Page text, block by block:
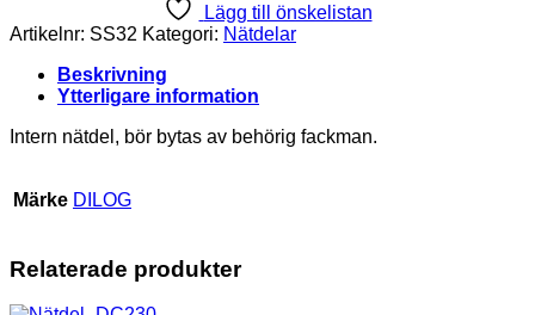
Lägg till önskelistan
Artikelnr: SS32 Kategori: Nätdelar
Beskrivning
Ytterligare information
Intern nätdel, bör bytas av behörig fackman.
Märke DILOG
Relaterade produkter